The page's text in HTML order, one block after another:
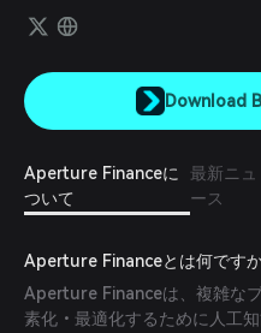
ています。
Download
Aperture Financeに
ついて
最新ニュ
ース
Aperture Financeとは何です
Aperture Financeは、複雑な
素化・最適化するために人工